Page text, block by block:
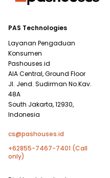
PAS Technologies
Layanan Pengaduan
Konsumen
Pashouses.id
AIA Central, Ground Floor
Jl. Jend. Sudirman No.Kav.
48A
South Jakarta, 12930,
Indonesia
cs@pashouses.id
+62855-7467-7401 (Call
only)